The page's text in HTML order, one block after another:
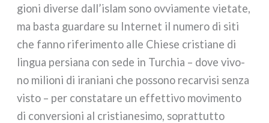
gio­ni diver­se dall’islam sono ovvia­men­te vie­ta­te,
ma basta guar­da­re su Internet il nume­ro di siti
che fan­no rife­ri­men­to alle Chiese cri­stia­ne di
lin­gua per­sia­na con sede in Turchia – dove vivo­
no milio­ni di ira­nia­ni che pos­so­no recar­vi­si sen­za
visto – per con­sta­ta­re un effet­ti­vo movi­men­to
di con­ver­sio­ni al cri­stia­ne­si­mo, soprat­tut­to